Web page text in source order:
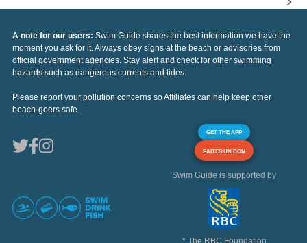
A note for our users: Swim Guide shares the best information we have the
moment you ask for it. Always obey signs at the beach or advisories from
official government agencies. Stay alert and check for other swimming
hazards such as dangerous currents and tides.
Please report your pollution concerns so Affiliates can help keep other
beach-goers safe.
GET THE APP
FAITES UN DON
Swim Guide is supported by
* The RBC Foundation